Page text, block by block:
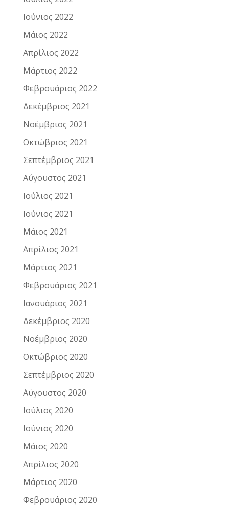
Ιούνιος 2022
Μάιος 2022
Απρίλιος 2022
Μάρτιος 2022
Φεβρουάριος 2022
Δεκέμβριος 2021
Νοέμβριος 2021
Οκτώβριος 2021
Σεπτέμβριος 2021
Αύγουστος 2021
Ιούλιος 2021
Ιούνιος 2021
Μάιος 2021
Απρίλιος 2021
Μάρτιος 2021
Φεβρουάριος 2021
Ιανουάριος 2021
Δεκέμβριος 2020
Νοέμβριος 2020
Οκτώβριος 2020
Σεπτέμβριος 2020
Αύγουστος 2020
Ιούλιος 2020
Ιούνιος 2020
Μάιος 2020
Απρίλιος 2020
Μάρτιος 2020
Φεβρουάριος 2020